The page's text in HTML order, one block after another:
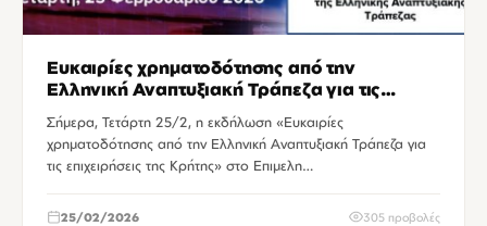
Ευκαιρίες χρηματοδότησης από την
Ελληνική Αναπτυξιακή Τράπεζα για τις
επιχειρήσεις της Κρήτης
Σήμερα, Τετάρτη 25/2, η εκδήλωση «Ευκαιρίες
χρηματοδότησης από την Ελληνική Αναπτυξιακή Τράπεζα για
τις επιχειρήσεις της Κρήτης» στο Επιμελη…
25/02/2026 305 προβολές